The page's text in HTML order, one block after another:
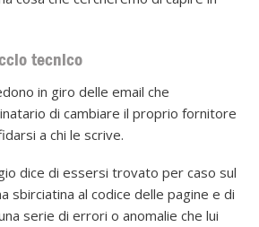
tecnico
in giro delle email che
di cambiare il proprio fornitore
a chi le scrive.
dice di essersi trovato per caso sul
sbirciatina al codice delle pagine e di
serie di errori o anomalie che lui